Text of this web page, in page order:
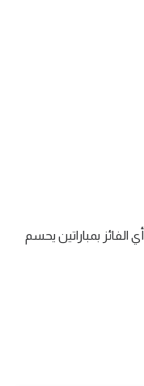
وتقام مرحلة ربع النهائي بنظام Best of 3 أي الفائز بمباراتين يحسم